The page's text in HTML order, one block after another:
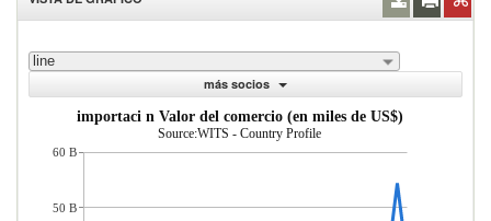
line
más socios
importaci n Valor del comercio (en miles de US$)
Source:WITS - Country Profile
60 B
50 B